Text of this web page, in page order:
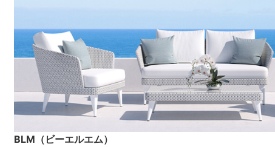
BLM（ビーエルエム）